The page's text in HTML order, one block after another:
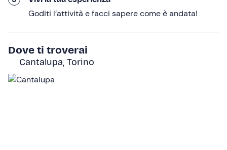
falconiere e proveremo l'emozione unica di far volare
e richiamare al pugno un rapace!
potrà effettuare più richiami,interagendo
direttamente con gli esemplari coinvolti
In aggiunta, non mancherà un dolce benvenuto o saluto
finale a base di caffé, té e biscotti. L'esperienza avrà
durata totale 2 ore
Goditi l’attività e facci sapere come è andata!
Dove ti troverai
Cantalupa, Torino